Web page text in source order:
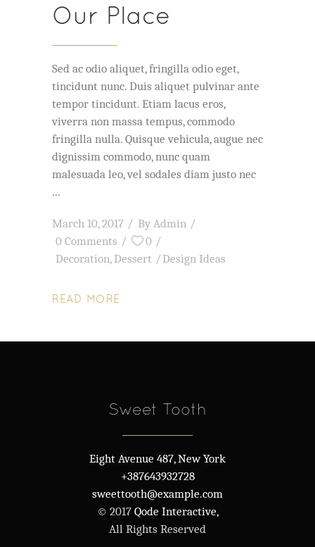
Our Place
Sed ac odio aliquet, fringilla odio eget,
tincidunt nunc. Duis aliquet pulvinar ante
tempor tincidunt. Etiam lacus eros,
viverra non massa tempus, commodo
fringilla nulla. Quisque vehicula, augue nec
dignissim commodo, nunc quam
malesuada leo, vel sodales diam justo nec
March 10, 2017 By Admin
0 Comments
0
Decoration, Dessert Design Ideas
READ MORE
Sweet Tooth
Eight Avenue 487, New York
+387643932728
sweettooth@example.com
© 2017Qode Interactive,
All Rights Reserved